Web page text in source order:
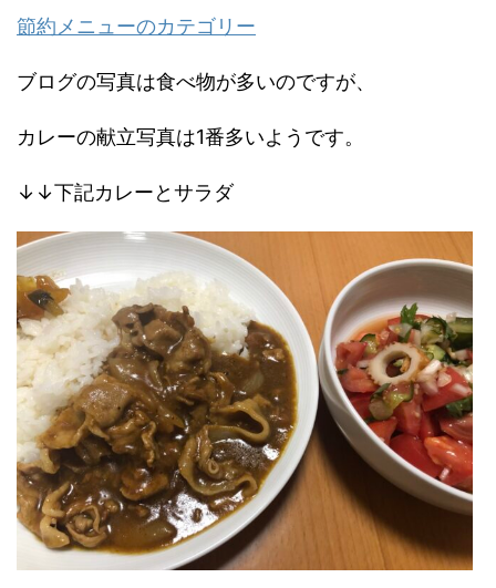
節約メニューのカテゴリー
ブログの写真は食べ物が多いのですが、
カレーの献立写真は1番多いようです。
↓↓下記カレーとサラダ